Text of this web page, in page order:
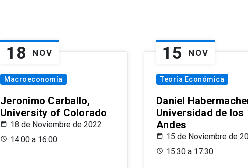
18 NOV
Macroeconomía
Jeronimo Carballo,
University of Colorado
18 de Noviembre de 2022
14:00 a 16:00
15 NOV
Teoría Económica
Daniel
Universidad de los
Andes
15 de Noviembre de
15:30 a 17:30